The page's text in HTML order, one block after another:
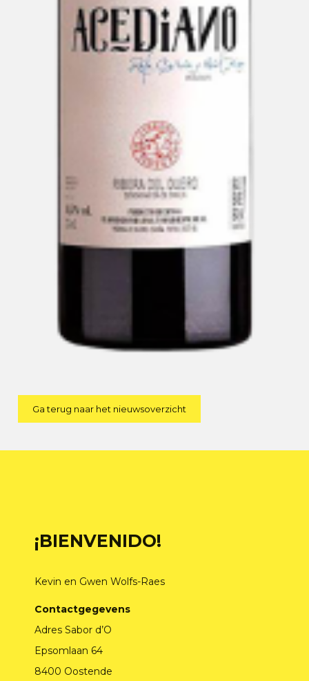
Ga terug naar het nieuwsoverzicht
¡BIENVENIDO!
Kevin en Gwen Wolfs-Raes
Contactgegevens
Adres Sabor d’O
Epsomlaan 64
8400 Oostende